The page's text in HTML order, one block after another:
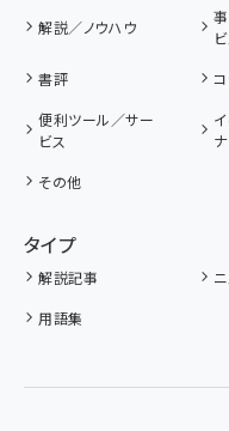
解説／ノウハウ
書評
便利ツール／サー
ビス
その他
タイプ
解説記事
用語集